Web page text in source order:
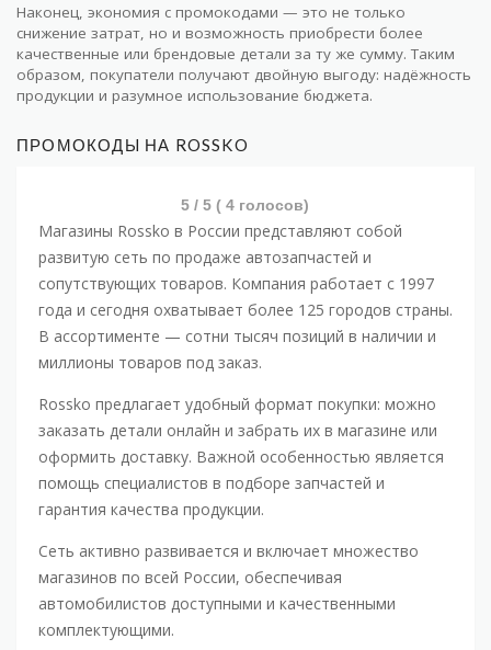
Наконец, экономия с промокодами — это не только
снижение затрат, но и возможность приобрести более
качественные или брендовые детали за ту же сумму. Таким
образом, покупатели получают двойную выгоду: надёжность
продукции и разумное использование бюджета.
ПРОМОКОДЫ НА ROSSKO
5 / 5 ( 4 голосов)
Магазины Rossko в России представляют собой
развитую сеть по продаже автозапчастей и
сопутствующих товаров. Компания работает с 1997
года и сегодня охватывает более 125 городов страны.
В ассортименте — сотни тысяч позиций в наличии и
миллионы товаров под заказ.
Rossko предлагает удобный формат покупки: можно
заказать детали онлайн и забрать их в магазине или
оформить доставку. Важной особенностью является
помощь специалистов в подборе запчастей и
гарантия качества продукции.
Сеть активно развивается и включает множество
магазинов по всей России, обеспечивая
автомобилистов доступными и качественными
комплектующими.